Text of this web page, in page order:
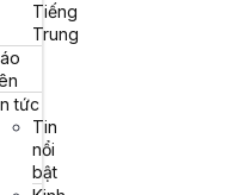
Tiếng
Trung
tức
Tin
nổi
bật